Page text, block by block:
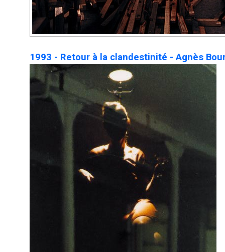
1993 - Retour à la clandestinité - Agnès